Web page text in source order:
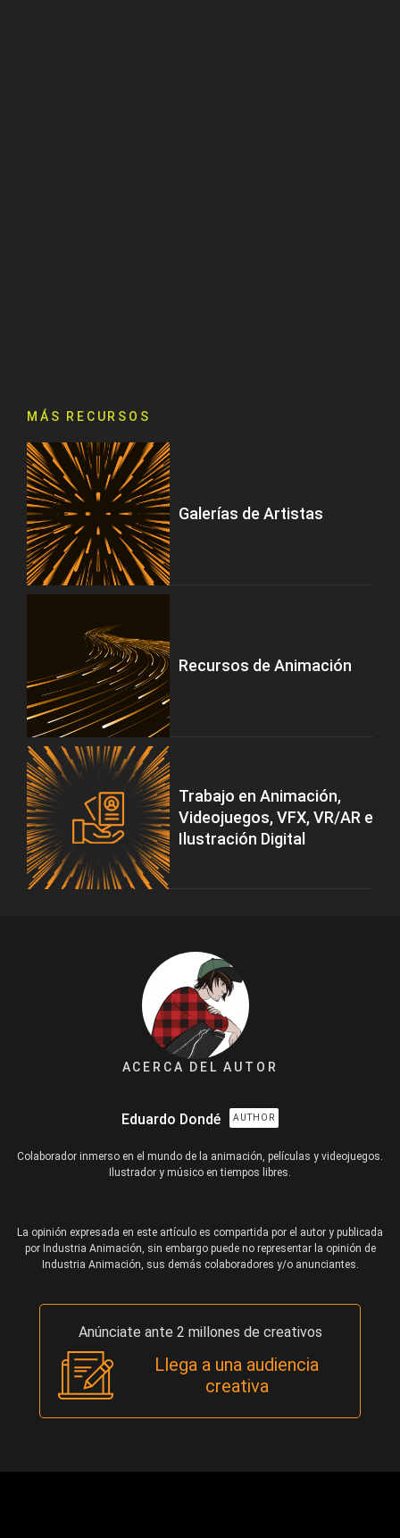
MÁS RECURSOS
Galerías de Artistas
Recursos de Animación
Trabajo en Animación,
Videojuegos, VFX, VR/AR e
Ilustración Digital
ACERCA DEL AUTOR
Eduardo Dondé AUTHOR
Colaborador inmerso en el mundo de la animación, películas y videojuegos.
Ilustrador y músico en tiempos libres.
La opinión expresada en este artículo es compartida por el autor y publicada
por Industria Animación, sin embargo puede no representar la opinión de
Industria Animación, sus demás colaboradores y/o anunciantes.
Anúnciate ante 2 millones de creativos
Llega a una audiencia
creativa